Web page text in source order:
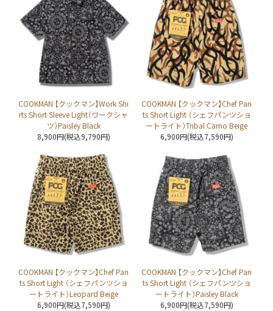
COOKMAN 【クックマン】Work Shi
rts Short Sleeve Light（ワークシャ
ツ）Paisley Black
8,900円(税込9,790円)
COOKMAN 【クックマン】Chef Pan
ts Short Light （シェフパンツショ
ートライト）Tribal Camo Beige
6,900円(税込7,590円)
COOKMAN 【クックマン】Chef Pan
ts Short Light （シェフパンツショ
ートライト）Leopard Beige
6,900円(税込7,590円)
COOKMAN 【クックマン】Chef Pan
ts Short Light （シェフパンツショ
ートライト）Paisley Black
6,900円(税込7,590円)